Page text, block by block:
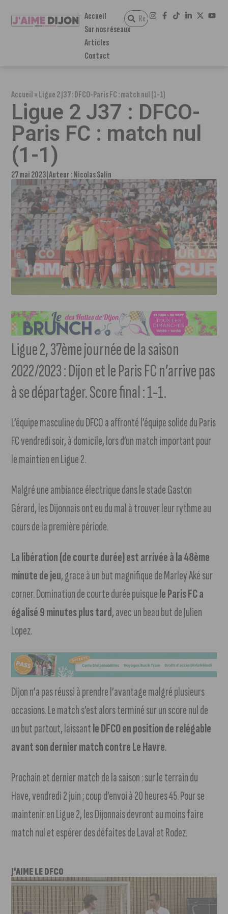
Accueil
Sur nos réseaux
Articles
Contact
Accueil»Ligue 2 J37 : DFCO-Paris FC : match nul (1-1)
Ligue 2 J37 : DFCO-
Paris FC : match nul
(1-1)
27 mai 2023 Auteur :Nicolas Salin
Ligue 2, 37ème journée de la saison
2022/2023 : Dijon et le Paris FC n’arrive pas
à se départager. Score final : 1-1.
L’équipe masculine du DFCO a affronté l’équipe solide du Paris
FC vendredi soir, à domicile, lors d’un match important pour
le maintien en Ligue 2.
Malgré une ambiance électrique dans le stade Gaston
Gérard, les Dijonnais ont eu du mal à trouver leur rythme au
cours de la première période.
La libération (de courte durée) est arrivée à la 48ème
minute de jeu, grace à un but magnifique de Marley Aké sur
corner. Domination de courte durée puisquele Paris FC a
égalisé 9 minutes plus tard, avec un beau but de Julien
Lopez.
Dijon n’a pas réussi à prendre l’avantage malgré plusieurs
occasions. Le match s’est alors terminé sur un score nul de
un but partout, laissantle DFCO en position de relégable
avant son dernier match contre Le Havre.
Prochain et dernier match de la saison : sur le terrain du
Have, vendredi 2 juin ; coup d’envoi à 20 heures 45. Pour se
maintenir en Ligue 2, les Dijonnais devront au moins faire
match nul et espérer des défaites de Laval et Rodez.
J'AIME LE DFCO